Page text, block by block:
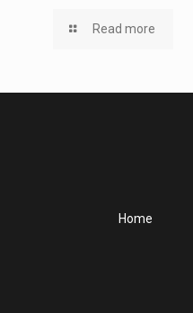
Read more
Home